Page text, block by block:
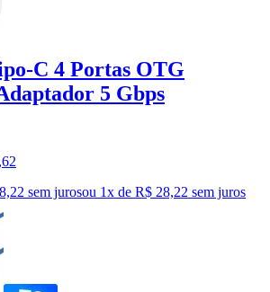
C 4 Portas OTG
5 Gbps
,62
sem jurosou 1x de R$ 28,22 sem juros